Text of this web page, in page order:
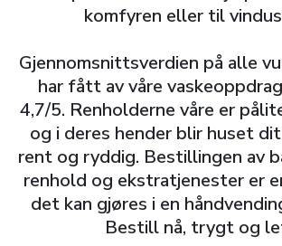
komfyren eller til
Gjennomsnittsverdien på alle
har fått av våre
4,7/5. Renholderne våre er
og i deres hender blir huset
rent og ryddig. Bestillingen av
renhold og ekstratjenester er
det kan gjøres i en
Bestill nå, trygt og